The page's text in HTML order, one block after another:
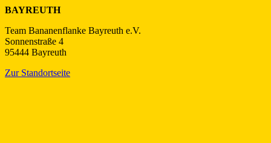
BAYREUTH
Team Bananenflanke Bayreuth e.V.
Sonnenstraße 4
95444 Bayreuth
Zur Standortseite